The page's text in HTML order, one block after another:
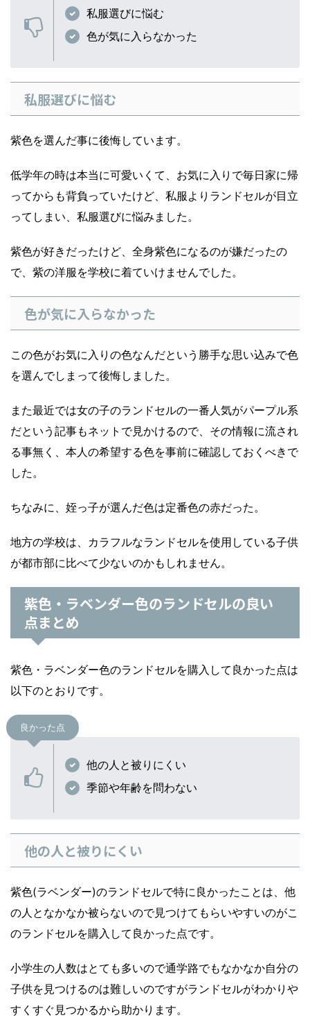
私服選びに悩む
色が気に入らなかった
私服選びに悩む
紫色を選んだ事に後悔しています。
低学年の時は本当に可愛いくて、お気に入りで毎日家に帰
ってからも背負っていたけど、私服よりランドセルが目立
ってしまい、私服選びに悩みました。
紫色が好きだったけど、全身紫色になるのが嫌だったの
で、紫の洋服を学校に着ていけませんでした。
色が気に入らなかった
この色がお気に入りの色なんだという勝手な思い込みで色
を選んでしまって後悔しました。
また最近では女の子のランドセルの一番人気がパープル系
だという記事もネットで見かけるので、その情報に流され
る事無く、本人の希望する色を事前に確認しておくべきで
した。
ちなみに、姪っ子が選んだ色は定番色の赤だった。
地方の学校は、カラフルなランドセルを使用している子供
が都市部に比べて少ないのかもしれません。
紫色・ラベンダー色のランドセルの良い
点まとめ
紫色・ラベンダー色のランドセルを購入して良かった点は
以下のとおりです。
良かった点
他の人と被りにくい
季節や年齢を問わない
他の人と被りにくい
紫色(ラベンダー)のランドセルで特に良かったことは、他
の人となかなか被らないので見つけてもらいやすいのがこ
のランドセルを購入して良かった点です。
小学生の人数はとても多いので通学路でもなかなか自分の
子供を見つけるのは難しいのですがランドセルがわかりや
すくすぐ見つかるから助かります。